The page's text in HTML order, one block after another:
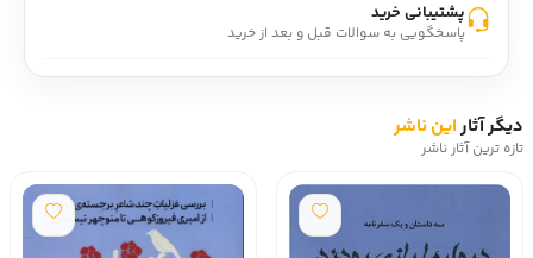
پشتیبانی خرید
پاسخگویی به سوالات قبل و بعد از خرید
دیگر آثاراین ناشر
تازه ترین آثار ناشر